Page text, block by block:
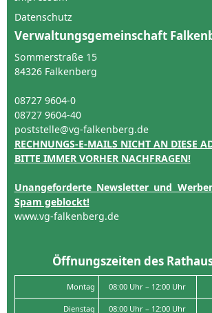
Datenschutz
Verwaltungsgemeinschaft
Sommerstraße 15
84326 Falkenberg
08727 9604-0
08727 9604-40
poststelle@vg-falkenberg.de
RECHNUNGS-E-MAILS NICHT AN DIESE
BITTE IMMER VORHER NACHFRAGEN!
Unangeforderte Newsletter und
Spam geblockt!
www.vg-falkenberg.de
Öffnungszeiten des
Montag 08:00 Uhr – 12:00 Uhr
Dienstag 08:00 Uhr – 12:00 Uhr